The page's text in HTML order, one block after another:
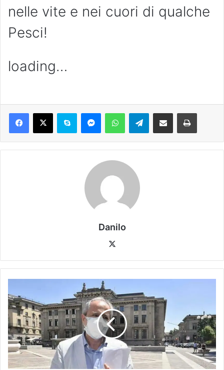
nelle vite e nei cuori di qualche
Pesci!
loading…
Danilo